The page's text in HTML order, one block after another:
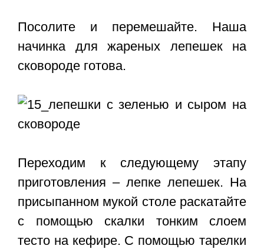
Посолите и перемешайте. Наша
начинка для жареных лепешек на
сковороде готова.
Переходим к следующему этапу
приготовления – лепке лепешек. На
присыпанном мукой столе раскатайте
с помощью скалки тонким слоем
тесто на кефире. С помощью тарелки